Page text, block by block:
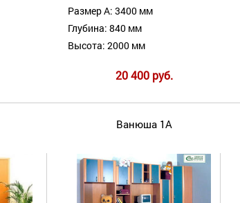
Размер А: 3400 мм
Глубина: 840 мм
Высота: 2000 мм
20 400 руб.
Ванюша 1А